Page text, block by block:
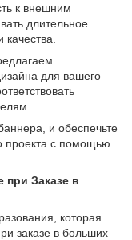
к внешним
длительное
для вашего
и обеспечьте
проекта с помощью
при Заказе в
которая
заказе в больших